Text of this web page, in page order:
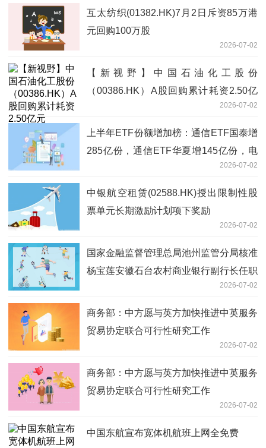
互太纺织(01382.HK)7月2日斥资85万港
元回购100万股
2026-07-02
【新视野】中国石油化工股份
（00386.HK）A股回购累计耗资2.50亿
2026-07-02
上半年ETF份额增加榜：通信ETF国泰增
285亿份，通信ETF华夏增145亿份，电
网设备ETF国泰份额增18倍（名单）_今
头条
2026-07-02
中银航空租赁(02588.HK)授出限制性股
票单元长期激励计划项下奖励
2026-07-02
国家金融监督管理总局池州监管分局核准
杨宝莲安徽石台农村商业银行副行长任职
2026-07-02
商务部：中方愿与英方加快推进中英服务
贸易协定联合可行性研究工作
2026-07-02
商务部：中方愿与英方加快推进中英服务
贸易协定联合可行性研究工作
2026-07-02
中国东航宣布宽体机航班上网全免费